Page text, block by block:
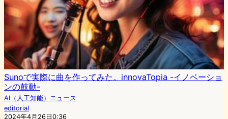
Sunoで実際に曲を作ってみた。innovaTopia -イノベーショ
ンの鼓動-
AI（人工知能）ニュース
editorial
2024年4月26日0:36